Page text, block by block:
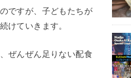
ですが、子どもたちが
けていきます。
ぜんぜん足りない配食